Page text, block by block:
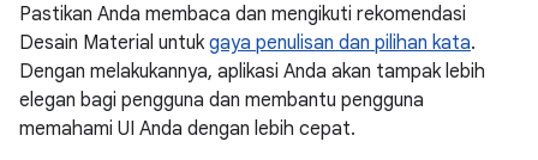
Pastikan Anda membaca dan mengikuti rekomendasi
Desain Material untuk gaya penulisan dan pilihan kata.
Dengan melakukannya, aplikasi Anda akan tampak lebih
elegan bagi pengguna dan membantu pengguna
memahami UI Anda dengan lebih cepat.